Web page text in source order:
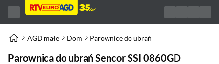
AGD małe Dom Parownice do ubrań
Parownica do ubrań Sencor SSI 0860GD